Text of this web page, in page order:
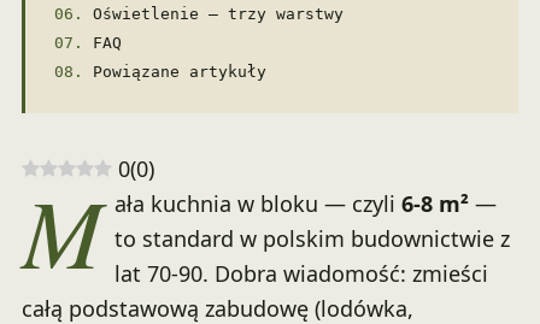
Oświetlenie — trzy warstwy
FAQ
Powiązane artykuły
0(0)
M ała kuchnia w bloku — czyli 6-8 m²—
to standard w polskim budownictwie z
lat 70-90. Dobra wiadomość: zmieści
całą podstawową zabudowę (lodówka,